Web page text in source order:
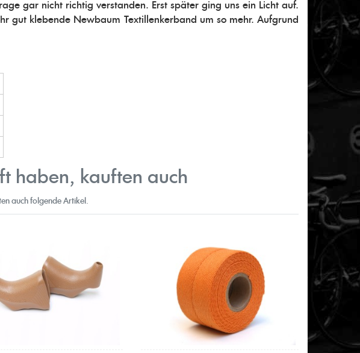
gar nicht richtig verstanden. Erst später ging uns ein Licht auf.
gut klebende Newbaum Textillenkerband um so mehr. Aufgrund
haben, kauften auch
auch folgende Artikel.